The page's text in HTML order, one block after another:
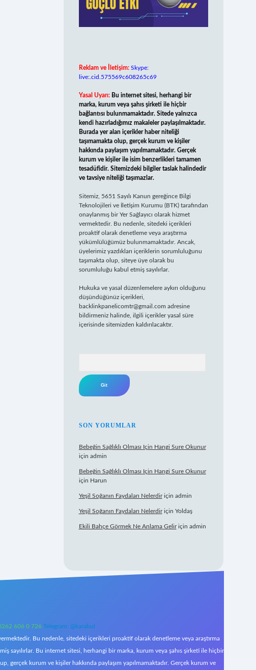
Reklam ve İletişim: Skype:
live:.cid.575569c608265c69
Yasal Uyarı: Bu internet sitesi, herhangi bir
marka, kurum veya şahıs şirketi ile hiçbir
bağlantısı bulunmamaktadır. Sitede yalnızca
kendi hazırladığımız makaleler paylaşılmaktadır.
Burada yer alan içerikler haber niteliği
taşımamakta olup, gerçek kurum ve kişiler
hakkında paylaşım yapılmamaktadır. Gerçek
kurum ve kişiler ile isim benzerlikleri tamamen
tesadüfidir. Sitemizdeki bilgiler taslak halindedir
ve tavsiye niteliği taşımazlar.
Sitemiz, 5651 Sayılı Kanun gereğince Bilgi
Teknolojileri ve İletişim Kurumu (BTK) tarafından
onaylanmış bir Yer Sağlayıcı olarak hizmet
vermektedir. Bu nedenle, sitedeki içerikleri
proaktif olarak denetleme veya araştırma
yükümlülüğümüz bulunmamaktadır. Ancak,
üyelerimiz yazdıkları içeriklerin sorumluluğunu
taşımakta olup, siteye üye olarak bu
sorumluluğu kabul etmiş sayılırlar.
Hukuka ve yasal düzenlemelere aykırı olduğunu
düşündüğünüz içerikleri,
backlinkpanelicomtr@gmail.com adresine
bildirmeniz halinde, ilgili içerikler yasal süre
içerisinde sitemizden kaldırılacaktır.
SON YORUMLAR
Bebeğin Sağlıklı Olması Için Hangi Sure Okunur
için admin
Bebeğin Sağlıklı Olması Için Hangi Sure Okunur
için Harun
Yeşil Soğanın Faydaları Nelerdiriçin admin
Yeşil Soğanın Faydaları Nelerdiriçin Yoldaş
Ekili Bahçe Görmek Ne Anlama Geliriçin admin
606 0 726 Telegram: @karabul
Bu nedenle, sitedeki içerikleri proaktif olarak denetleme veya araştırma
sayılırlar. Bu internet sitesi, herhangi bir marka, kurum veya şahıs şirketi ile hiçbir
gerçek kurum ve kişiler hakkında paylaşım yapılmamaktadır. Gerçek kurum ve